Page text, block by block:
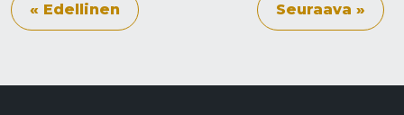
« Edellinen Seuraava »